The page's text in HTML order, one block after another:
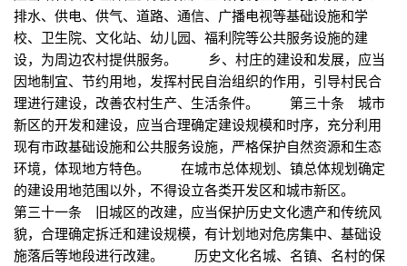
排水、供电、供气、道路、通信、广播电视等基础设施和学
校、卫生院、文化站、幼儿园、福利院等公共服务设施的建
设，为周边农村提供服务。 乡、村庄的建设和发展，应当
因地制宜、节约用地，发挥村民自治组织的作用，引导村民合
理进行建设，改善农村生产、生活条件。 第三十条 城市
新区的开发和建设，应当合理确定建设规模和时序，充分利用
现有市政基础设施和公共服务设施，严格保护自然资源和生态
环境，体现地方特色。 在城市总体规划、镇总体规划确定
的建设用地范围以外，不得设立各类开发区和城市新区。
第三十一条 旧城区的改建，应当保护历史文化遗产和传统风
貌，合理确定拆迁和建设规模，有计划地对危房集中、基础设
施落后等地段进行改建。 历史文化名城、名镇、名村的保